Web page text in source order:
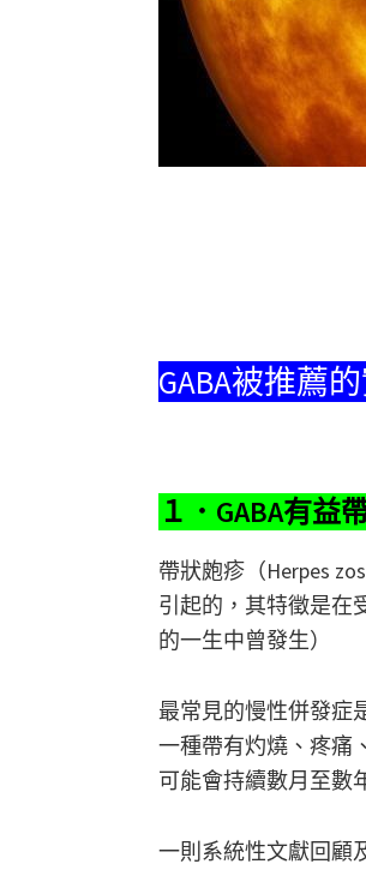
GABA被推薦
１．GABA有益
帶狀皰疹（Herpes
引起的，其特徵是在
的一生中曾發生）
最常見的慢性併發症
一種帶有灼燒、疼痛
可能會持續數月至數
一則系統性文獻回顧